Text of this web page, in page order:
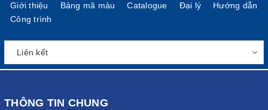
Giới thiệu Bảng mã màu Catalogue Đại lý
Hướng dẫn
Công trình
THÔNG TIN CHUNG